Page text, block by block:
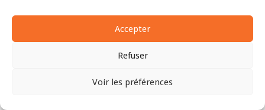
Accepter
Refuser
Voir les préférences